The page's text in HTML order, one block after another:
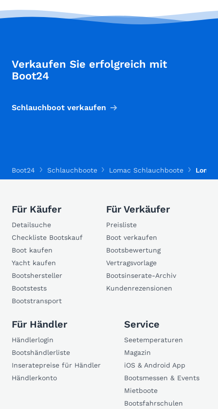
Verkaufen Sie erfolgreich mit
Boot24
Schlauchboot verkaufen
Boot24 Schlauchboote Lomac Schlauchboote
Für Käufer
Detailsuche
Checkliste Bootskauf
Boot kaufen
Yacht kaufen
Bootshersteller
Bootstests
Bootstransport
Für Verkäufer
Preisliste
Boot verkaufen
Bootsbewertung
Vertragsvorlage
Bootsinserate-Archiv
Kundenrezensionen
Für Händler
Händlerlogin
Bootshändlerliste
Inseratepreise für Händler
Händlerkonto
Service
Seetemperaturen
Magazin
iOS & Android App
Bootsmessen & Events
Mietboote
Bootsfahrschulen